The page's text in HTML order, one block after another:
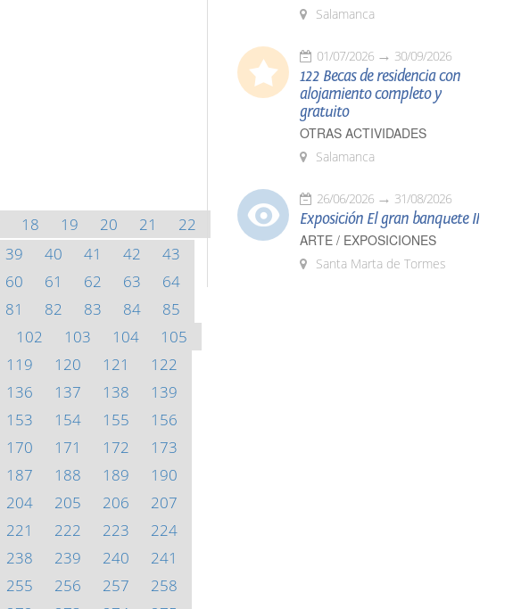
18 19 20 21
22
39 40 41 42
43
60 61 62 63
64
81 82 83 84
85
102 103 104
105
119 120 121
122
136 137 138
139
153 154 155
156
170 171 172
173
187 188 189
190
204 205 206
207
221 222 223
224
238 239 240
241
255 256 257
258
Salamanca
01/07/2026 30/09/2026
122 Becas de residencia con
alojamiento completo y
gratuito
OTRAS ACTIVIDADES
Salamanca
26/06/2026 31/08/2026
Exposición El gran banquete II
ARTE / EXPOSICIONES
Santa Marta de Tormes